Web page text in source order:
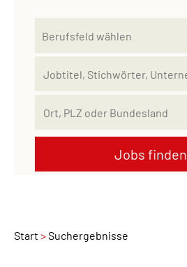
Jobs finden
Start Suchergebnisse